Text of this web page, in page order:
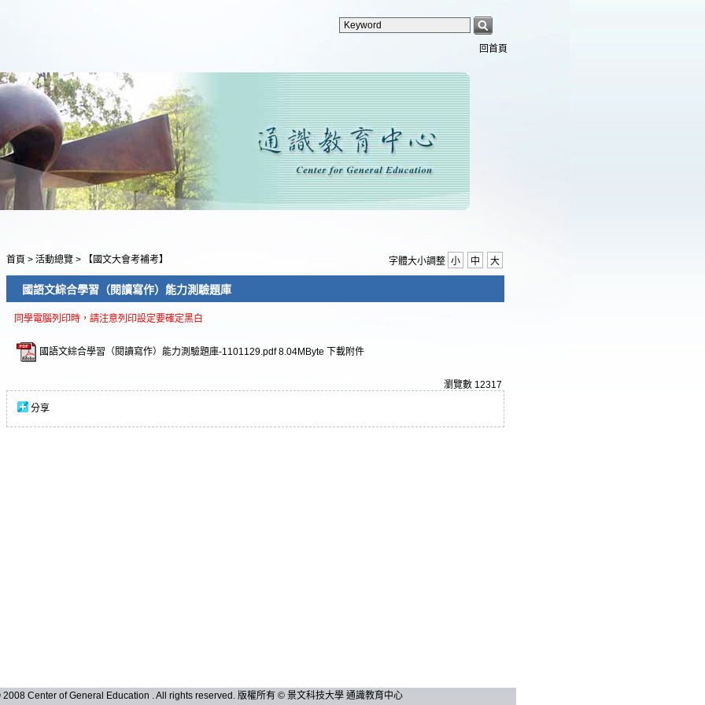
回首頁
首頁 > 活動總覽 > 【國文大會考補考】 字體大小調整 小 中 大
國語文綜合學習（閱讀寫作）能力測驗題庫
同學電腦列印時，請注意列印設定要確定黑白
國語文綜合學習（閱讀寫作）能力測驗題庫-1101129.pdf 8.04MByte 下載附件
瀏覽數 12317
分享
Center of General Education . All rights reserved. 版權所有 © 景文科技大學 通識教育中心